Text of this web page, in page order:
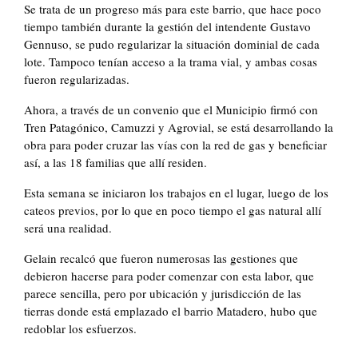
Se trata de un progreso más para este barrio, que hace poco
tiempo también durante la gestión del intendente Gustavo
Gennuso, se pudo regularizar la situación dominial de cada
lote. Tampoco tenían acceso a la trama vial, y ambas cosas
fueron regularizadas.
Ahora, a través de un convenio que el Municipio firmó con
Tren Patagónico, Camuzzi y Agrovial, se está desarrollando la
obra para poder cruzar las vías con la red de gas y beneficiar
así, a las 18 familias que allí residen.
Esta semana se iniciaron los trabajos en el lugar, luego de los
cateos previos, por lo que en poco tiempo el gas natural allí
será una realidad.
Gelain recalcó que fueron numerosas las gestiones que
debieron hacerse para poder comenzar con esta labor, que
parece sencilla, pero por ubicación y jurisdicción de las
tierras donde está emplazado el barrio Matadero, hubo que
redoblar los esfuerzos.